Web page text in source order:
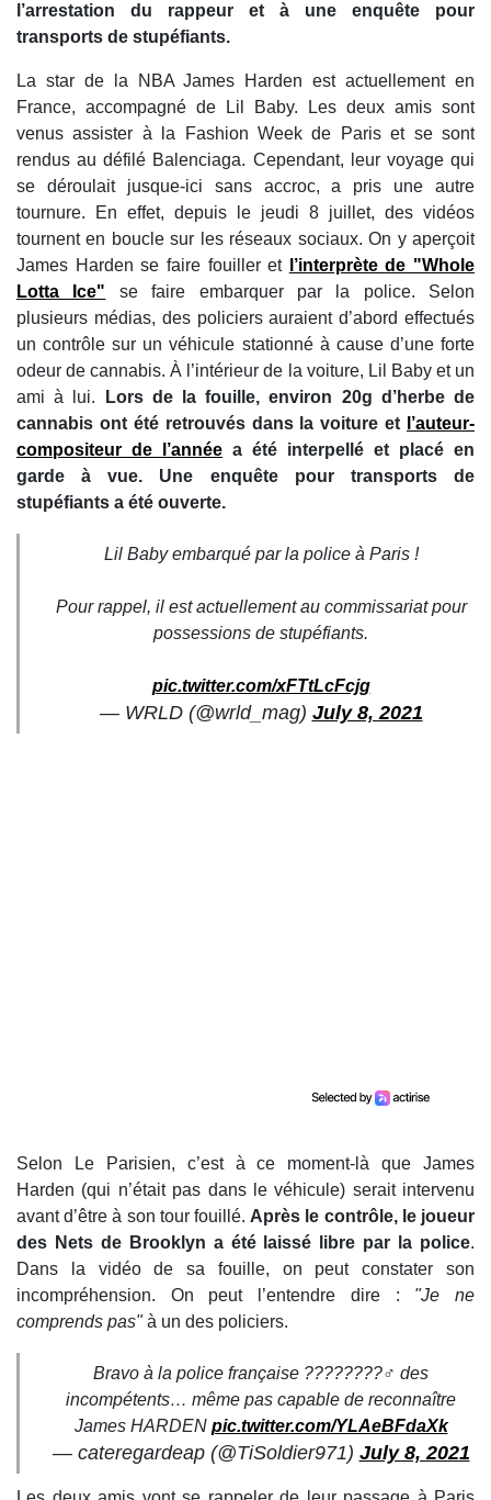
l’arrestation du rappeur et à une enquête pour
transports de stupéfiants.
La star de la NBA James Harden est actuellement en
France, accompagné de Lil Baby. Les deux amis sont
venus assister à la Fashion Week de Paris et se sont
rendus au défilé Balenciaga. Cependant, leur voyage qui
se déroulait jusque-ici sans accroc, a pris une autre
tournure. En effet, depuis le jeudi 8 juillet, des vidéos
tournent en boucle sur les réseaux sociaux. On y aperçoit
James Harden se faire fouiller et
l’interprète de "Whole
Lotta Ice" se faire embarquer par la police. Selon
plusieurs médias, des policiers auraient d’abord effectués
un contrôle sur un véhicule stationné à cause d’une forte
odeur de cannabis. À l’intérieur de la voiture, Lil Baby et un
ami à lui.
Lors de la fouille, environ 20g d’herbe de
cannabis ont été retrouvés dans la voiture et
l’auteur-
compositeur de l’année a été interpellé et placé en
garde à vue. Une enquête pour transports de
stupéfiants a été ouverte.
Lil Baby embarqué par la police à Paris !
Pour rappel, il est actuellement au commissariat pour
possessions de stupéfiants.
pic.twitter.com/xFTtLcFcjg
— WRLD (@wrld_mag) July 8, 2021
Selon Le Parisien, c’est à ce moment-là que James
Harden (qui n’était pas dans le véhicule) serait intervenu
avant d’être à son tour fouillé. Après le contrôle, le joueur
des Nets de Brooklyn a été laissé libre par la police.
Dans la vidéo de sa fouille, on peut constater son
incompréhension. On peut l’entendre dire : "Je ne
comprends pas"à un des policiers.
Bravo à la police française ????????‍♂️ des
incompétents… même pas capable de reconnaître
James HARDEN pic.twitter.com/YLAeBFdaXk
— cateregardeap (@TiSoldier971) July 8, 2021